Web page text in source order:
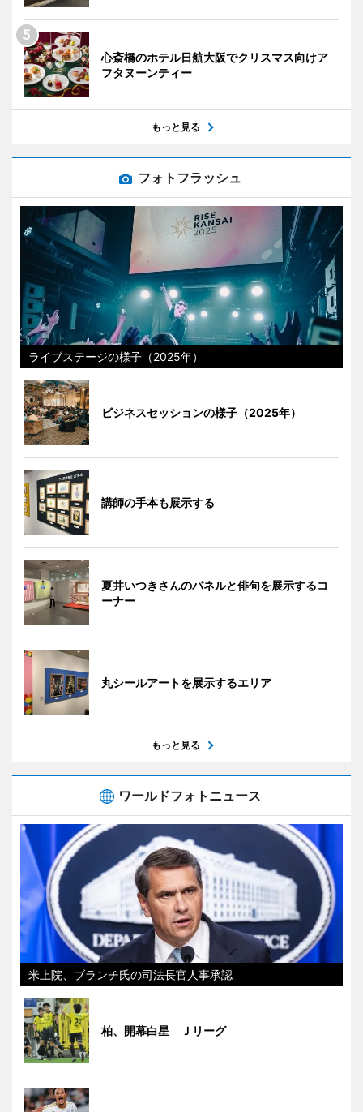
心斎橋のホテル日航大阪でクリスマス向けア
フタヌーンティー
もっと見る
フォトフラッシュ
ライブステージの様子（2025年）
ビジネスセッションの様子（2025年）
講師の手本も展示する
夏井いつきさんのパネルと俳句を展示するコ
ーナー
丸シールアートを展示するエリア
もっと見る
ワールドフォトニュース
米上院、ブランチ氏の司法長官人事承認
柏、開幕白星 Ｊリーグ